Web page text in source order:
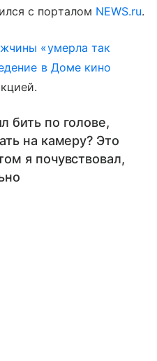
с порталом NEWS.ru.
«умерла так
в Доме кино
бить по голове,
на камеру? Это
я почувствовал,